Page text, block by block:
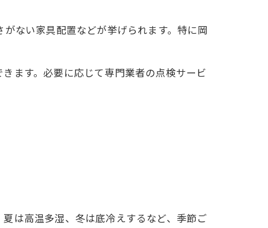
ない家具配置などが挙げられます。特に岡
ます。必要に応じて専門業者の点検サービ
は高温多湿、冬は底冷えするなど、季節ご